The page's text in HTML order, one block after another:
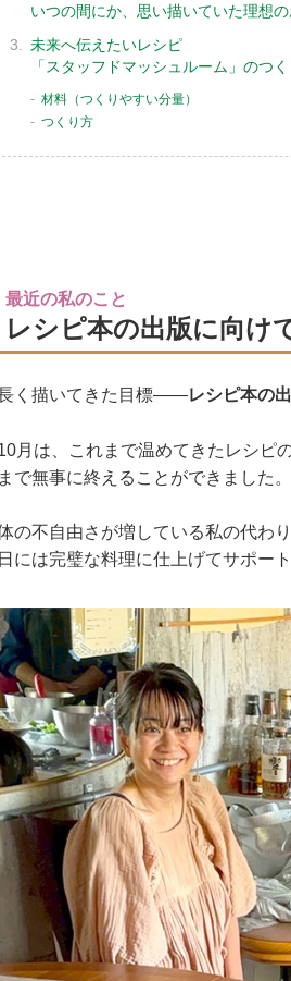
いつの間にか、思い描いていた理想の
未来へ伝えたいレシピ
「スタッフドマッシュルーム」のつ
材料（つくりやすい分量）
つくり方
最近の私のこと
レシピ本の出版に向け
く描いてきた目標――レシピ本の
月は、これまで温めてきたレシピ
まで無事に終えることができました。
の不自由さが増している私の代わ
日には完璧な料理に仕上げてサポー